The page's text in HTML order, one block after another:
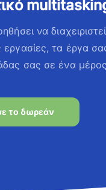
να
εργασίες, τα έργα
σας σε ένα
το δωρεάν